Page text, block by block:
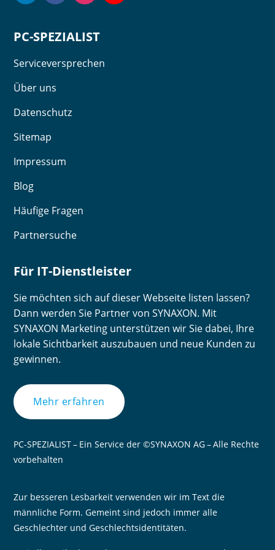
PC-SPEZIALIST
Serviceversprechen
Über uns
Datenschutz
Sitemap
Impressum
Blog
Häufige Fragen
Partnersuche
Für IT-Dienstleister
Sie möchten sich auf dieser Webseite listen lassen?
Dann werden Sie Partner von SYNAXON. Mit
SYNAXON Marketing unterstützen wir Sie dabei, Ihre
lokale Sichtbarkeit auszubauen und neue Kunden zu
gewinnen.
Mehr erfahren
PC-SPEZIALIST – Ein Service der ©SYNAXON AG – Alle Rechte
vorbehalten
Zur besseren Lesbarkeit verwenden wir im Text die
männliche Form. Gemeint sind jedoch immer alle
Geschlechter und Geschlechtsidentitäten.